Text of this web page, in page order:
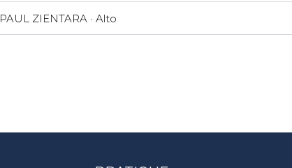
PAUL ZIENTARA · Alto